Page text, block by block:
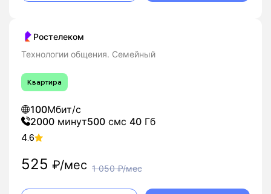
Ростелеком
Технологии общения. Семейный
Квартира
100Мбит/с
2000 минут500 смс 40 Гб
4.6
525 ₽/мес 1 050₽/мес